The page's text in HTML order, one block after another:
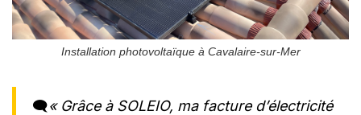
Installation photovoltaïque à Cavalaire-sur-Mer
🗨️« Grâce à SOLEIO, ma facture d’électricité